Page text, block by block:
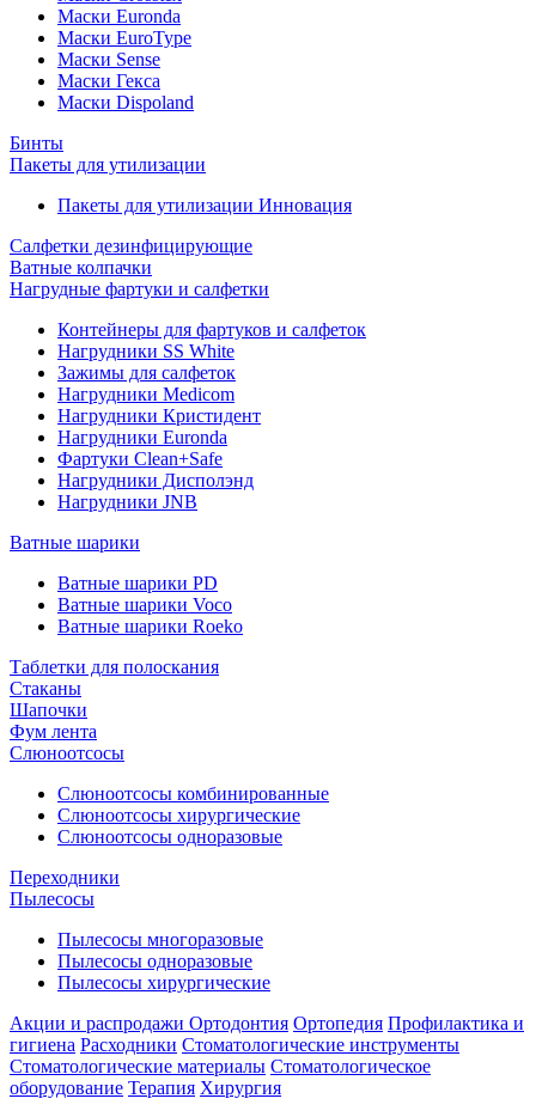
Маски Euronda
Маски EuroType
Маски Sense
Маски Гекса
Маски Dispoland
Бинты
Пакеты для утилизации
Пакеты для утилизации Инновация
Салфетки дезинфицирующие
Ватные колпачки
Нагрудные фартуки и салфетки
Контейнеры для фартуков и салфеток
Нагрудники SS White
Зажимы для салфеток
Нагрудники Medicom
Нагрудники Кристидент
Нагрудники Euronda
Фартуки Clean+Safe
Нагрудники Дисполэнд
Нагрудники JNB
Ватные шарики
Ватные шарики PD
Ватные шарики Voco
Ватные шарики Roeko
Таблетки для полоскания
Стаканы
Шапочки
Фум лента
Слюноотсосы
Слюноотсосы комбинированные
Слюноотсосы хирургические
Слюноотсосы одноразовые
Переходники
Пылесосы
Пылесосы многоразовые
Пылесосы одноразовые
Пылесосы хирургические
Акции и распродажи Ортодонтия Ортопедия Профилактика и
гигиена Расходники Стоматологические инструменты
Стоматологические материалы Стоматологическое
оборудование Терапия Хирургия